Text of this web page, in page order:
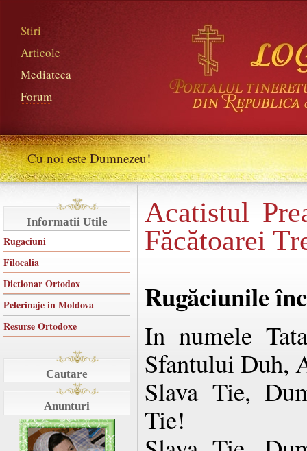
Stiri
Articole
Mediateca
Forum
Cu noi este Dumnezeu!
Informatii Utile
Rugaciuni
Filocalia
Dictionar Ortodox
Pelerinaje in Moldova
Resurse Ortodoxe
Cautare
Anunturi
Acatistul
Făcătoarei
Rugăciunile
In numele
Sfantului Duh,
Slava Tie,
Tie!